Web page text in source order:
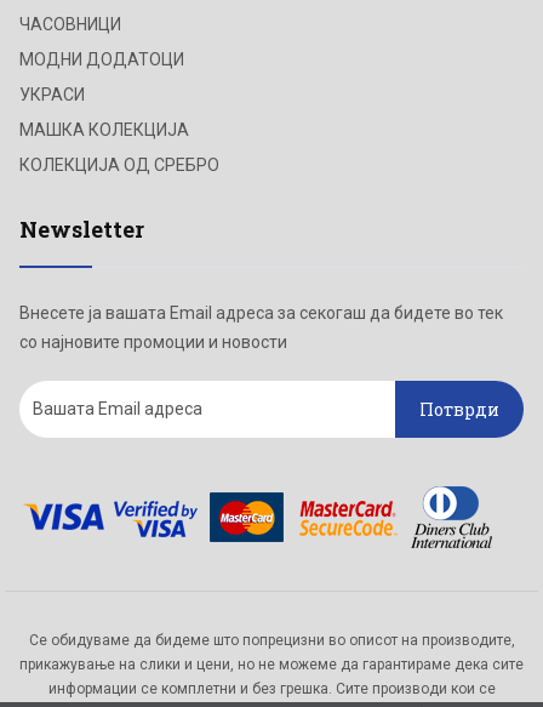
ЧАСОВНИЦИ
МОДНИ ДОДАТОЦИ
УКРАСИ
МАШКА КОЛЕКЦИЈА
КОЛЕКЦИЈА ОД СРЕБРО
Newsletter
Внесете ја вашата Email адреса за секогаш да бидете во тек
со најновите промоции и новости
Потврди
Се обидуваме да бидеме што попрецизни во описот на производите,
прикажување на слики и цени, но не можеме да гарантираме дека сите
информации се комплетни и без грешка. Сите производи кои се